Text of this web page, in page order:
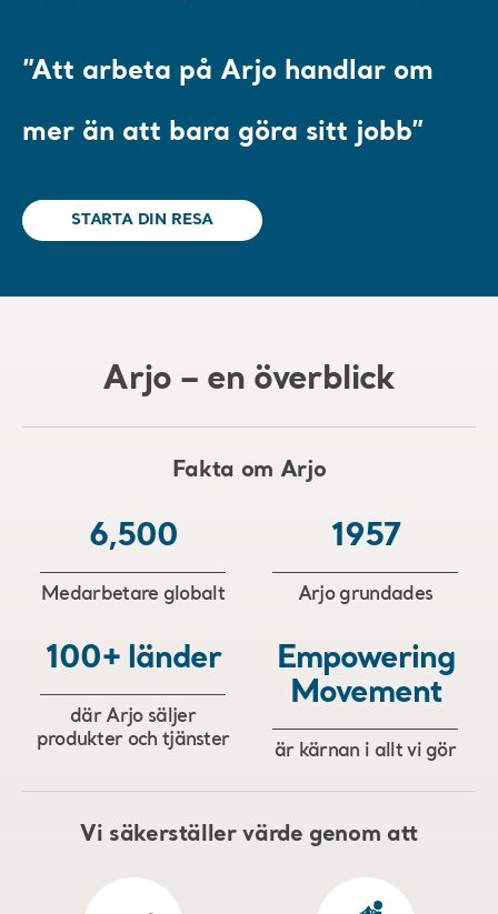
”Att arbeta på Arjo handlar om
mer än att bara göra sitt jobb”
STARTA DIN RESA
Arjo – en överblick
Fakta om Arjo
6,500
Medarbetare globalt
1957
Arjo grundades
100+ länder
där Arjo säljer
produkter och tjänster
Empowering
Movement
är kärnan i allt vi gör
Vi säkerställer värde genom att